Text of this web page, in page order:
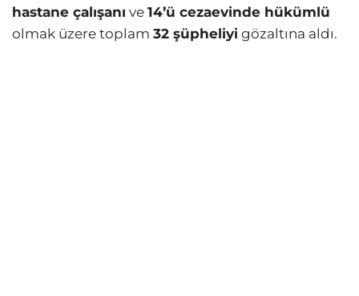
hastane çalışanı ve 14’ü cezaevinde hükümlü
olmak üzere toplam 32 şüpheliyi gözaltına aldı.